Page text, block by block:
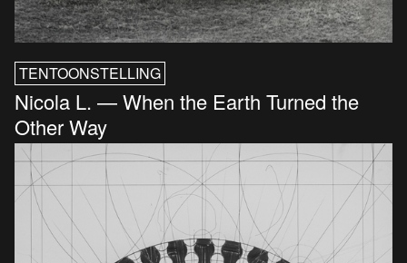
TENTOONSTELLING
Nicola L. — When the Earth Turned the
Other Way